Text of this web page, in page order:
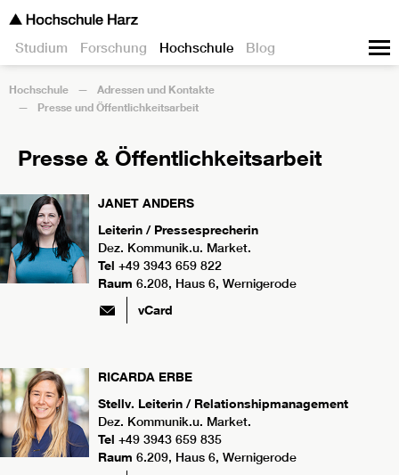
Studium Forschung Hochschule Blog
Hochschule
Adressen und Kontakte
Presse und Öffentlichkeitsarbeit
Presse & Öffentlichkeitsarbeit
JANET ANDERS
Leiterin / Pressesprecherin
Dez. Kommunik.u. Market.
Tel +49 3943 659 822
Raum 6.208, Haus 6, Wernigerode
vCard
RICARDA ERBE
Stellv. Leiterin / Relationshipmanagement
Dez. Kommunik.u. Market.
Tel +49 3943 659 835
Raum 6.209, Haus 6, Wernigerode